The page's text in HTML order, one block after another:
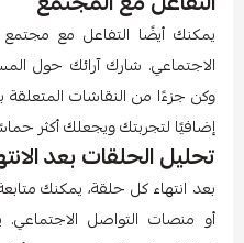
يمكنك أيضًا التفاعل مع
الاجتماعي. شارك آرائك حول
وكن جزءًا من النقاشات
إضافيًا لتجربتك ويجعلك أكثر
تحليل الحلقات بعد
بعد انتهاء كل حلقة، يمكنك
أو منصات التواصل